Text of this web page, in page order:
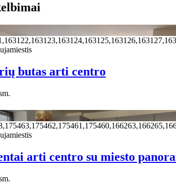
butas arti centro
arti centro su miesto